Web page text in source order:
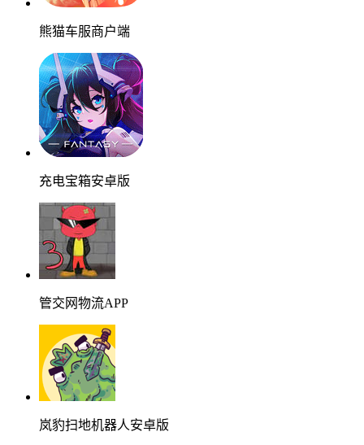
熊猫车服商户端
充电宝箱安卓版
管交网物流APP
岚豹扫地机器人安卓版